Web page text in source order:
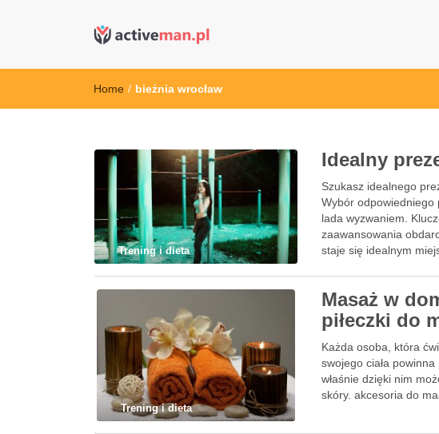
kettler serwis, sklep fitness, crossfit, rowery, sklep ze sprzętem
Home / bieżnia wrocław
Trening i dieta
Idealny
Szukasz idealnego
Wybór odpowiedniego
lada wyzwaniem.
zaawansowania
staje się idealnym
Trening i dieta
Masaż w
piłeczki do
Każda osoba, która
swojego ciała
właśnie dzięki nim
skóry. akcesoria do